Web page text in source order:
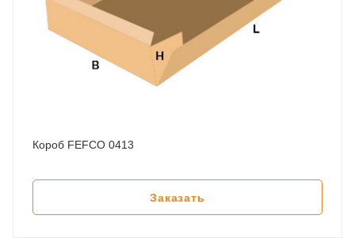
Короб FEFCO 0413
Заказать